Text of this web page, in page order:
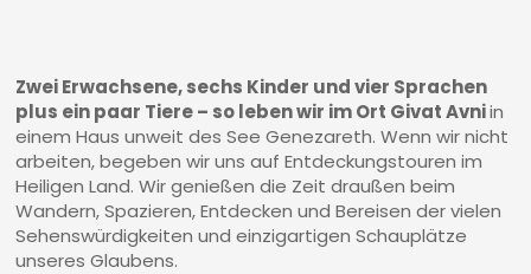
Zwei Erwachsene, sechs Kinder und vier Sprachen
plus ein paar Tiere – so leben wir im Ort Givat Avniin
einem Haus unweit des See Genezareth. Wenn wir nicht
arbeiten, begeben wir uns auf Entdeckungstouren im
Heiligen Land. Wir genießen die Zeit draußen beim
Wandern, Spazieren, Entdecken und Bereisen der vielen
Sehenswürdigkeiten und einzigartigen Schauplätze
unseres Glaubens.